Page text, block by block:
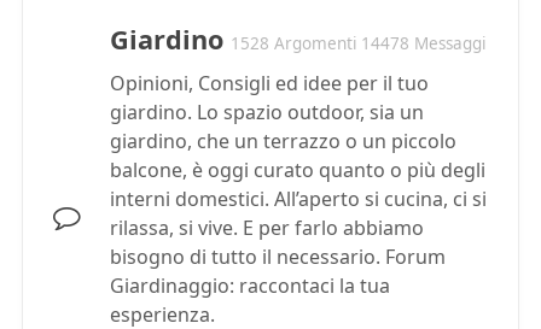
Giardino 1528 Argomenti 14478 Messaggi
Opinioni, Consigli ed idee per il tuo
giardino. Lo spazio outdoor, sia un
giardino, che un terrazzo o un piccolo
balcone, è oggi curato quanto o più degli
interni domestici. All’aperto si cucina, ci si
rilassa, si vive. E per farlo abbiamo
bisogno di tutto il necessario. Forum
Giardinaggio: raccontaci la tua
esperienza.